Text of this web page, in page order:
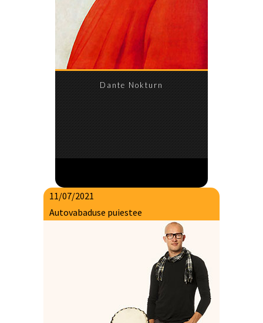
Dante Nokturn
11/07/2021
Autovabaduse puiestee